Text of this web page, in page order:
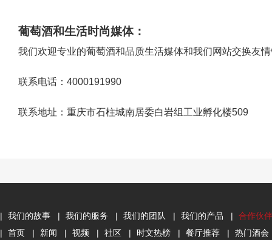
葡萄酒和生活时尚媒体：
我们欢迎专业的葡萄酒和品质生活媒体和我们网站交换友
联系电话：4000191990
联系地址：重庆市石柱城南居委白岩组工业孵化楼509
| 我们的故事 | 我们的服务 | 我们的团队 | 我们的产品 |
合作伙伴
|
首页 | 新闻 | 视频 | 社区 | 时文热榜 | 餐厅推荐 | 热门酒会